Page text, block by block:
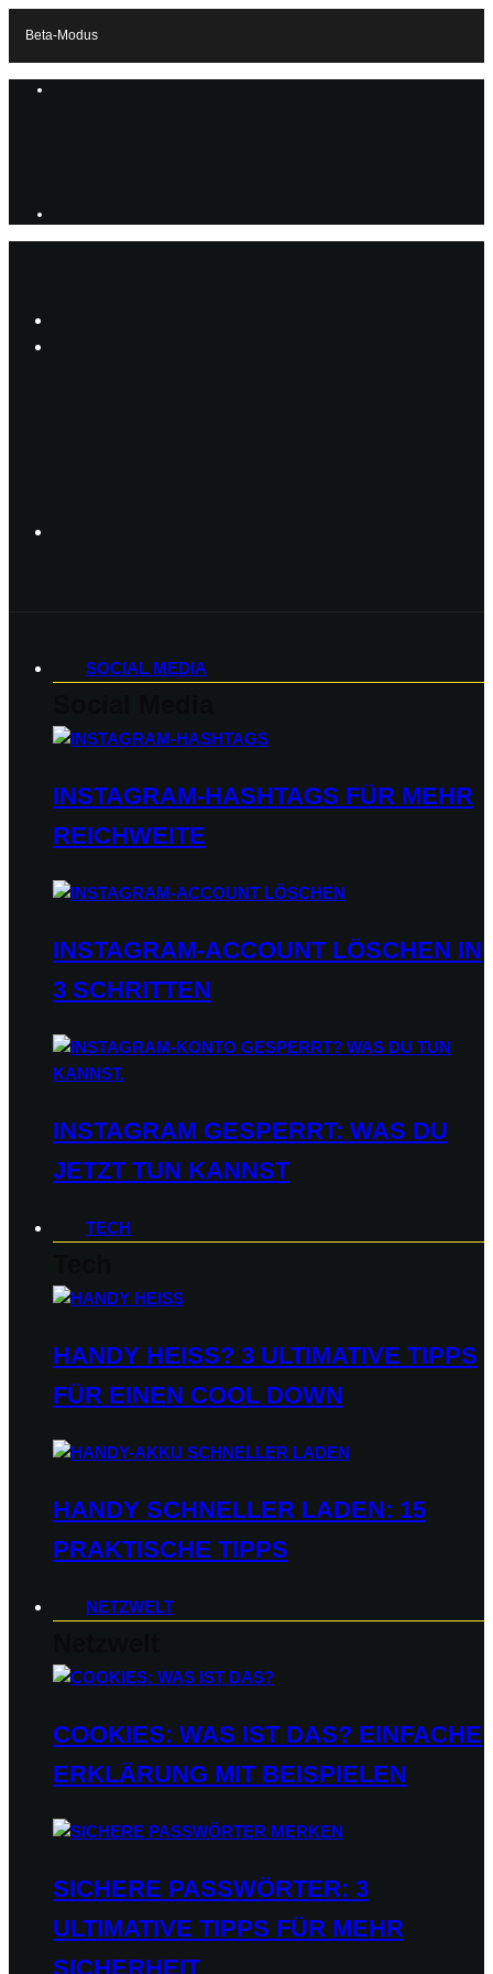
Beta-Modus
SOCIAL MEDIA
INSTAGRAM-HASHTAGS FÜR MEHR
REICHWEITE
INSTAGRAM-ACCOUNT LÖSCHEN IN
3 SCHRITTEN
INSTAGRAM GESPERRT: WAS DU
JETZT TUN KANNST
TECH
HANDY HEISS? 3 ULTIMATIVE TIPPS F
ÜR EINEN COOL DOWN
HANDY SCHNELLER LADEN: 15
PRAKTISCHE TIPPS
NETZWELT
COOKIES: WAS IST DAS? EINFACHE
ERKLÄRUNG MIT BEISPIELEN
SICHERE PASSWÖRTER: 3
ULTIMATIVE TIPPS FÜR MEHR
SICHERHEIT